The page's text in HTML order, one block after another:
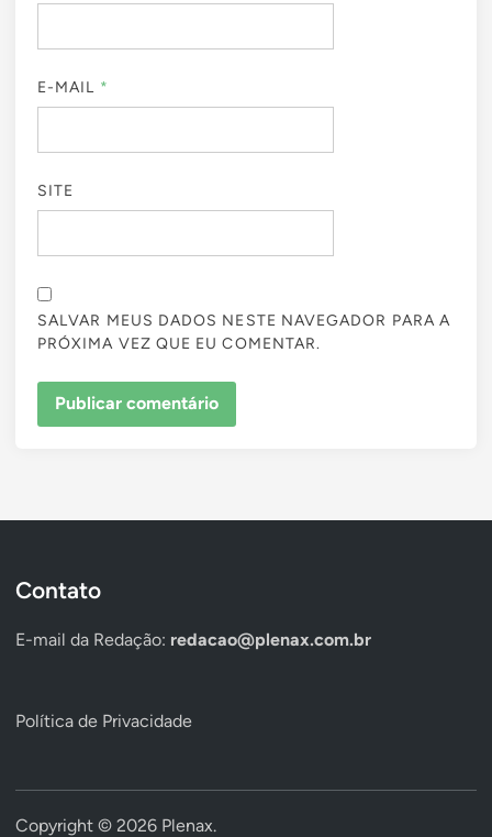
E-MAIL *
SITE
SALVAR MEUS DADOS NESTE NAVEGADOR PARA A
PRÓXIMA VEZ QUE EU COMENTAR.
Contato
E-mail da Redação: redacao@plenax.com.br
Política de Privacidade
Copyright © 2026 Plenax.